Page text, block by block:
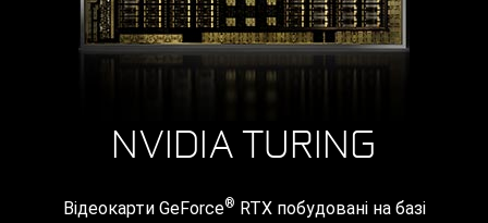
NVIDIA TURING
Відеокарти GeForce® RTX побудовані на базі